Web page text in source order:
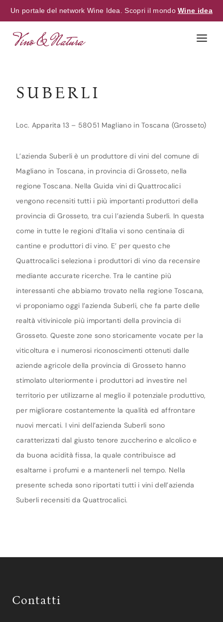
Un portale del network Wine Idea. Scopri il mondoWine idea
SUBERLI
Loc. Apparita 13 – 58051 Magliano in Toscana (Grosseto)
L’azienda Suberli è un produttore di vini del comune di
Magliano in Toscana, in provincia di Grosseto, nella
regione Toscana. Nella Guida vini di Quattrocalici
vengono recensiti tutti i più importanti produttori della
provincia di Grosseto, tra cui l’azienda Suberli. In questa
come in tutte le regioni d’Italia vi sono centinaia di
cantine e produttori di vino. E’ per questo che
Quattrocalici seleziona i produttori di vino da recensire
mediante accurate ricerche. Tra le cantine più
interessanti che abbiamo trovato nella regione Toscana,
vi proponiamo oggi l’azienda Suberli, che fa parte delle
realtà vitivinicole più importanti della provincia di
Grosseto. Queste zone sono storicamente vocate per la
viticoltura e i numerosi riconoscimenti ottenuti dalle
aziende agricole della provincia di Grosseto hanno
stimolato ulteriormente i produttori ad investire nel
territorio per utilizzarne al meglio il potenziale produttivo,
per migliorare costantemente la qualità ed affrontare
nuovi mercati. I vini dell’azienda Suberli sono
caratterizzati dal giusto tenore zuccherino e alcolico e
da buona acidità fissa, la quale contribuisce ad
esaltarne i profumi e a mantenerli nel tempo. Nella
presente scheda sono riportati tutti i vini dell’azienda
Suberli recensiti da Quattrocalici.
Contatti